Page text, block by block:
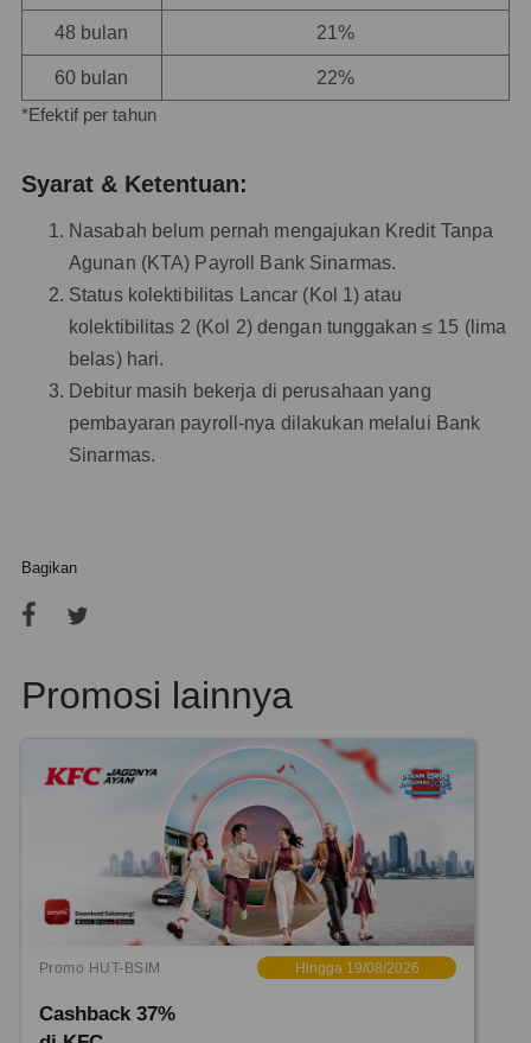
48 bulan 21%
60 bulan 22%
*Efektif per tahun
Syarat & Ketentuan:
Nasabah belum pernah mengajukan Kredit Tanpa
Agunan (KTA) Payroll Bank Sinarmas.
Status kolektibilitas Lancar (Kol 1) atau
kolektibilitas 2 (Kol 2) dengan tunggakan ≤ 15 (lima
belas) hari.
Debitur masih bekerja di perusahaan yang
pembayaran payroll-nya dilakukan melalui Bank
Sinarmas.
Bagikan
Promosi lainnya
Promo HUT-BSIM Hingga 19/08/2026
Cashback 37%